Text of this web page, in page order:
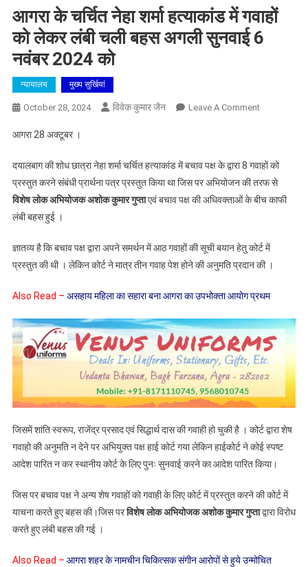
आगरा के चर्चित नेहा शर्मा हत्याकांड में गवाहों
को लेकर लंबी चली बहस अगली सुनवाई 6
नवंबर 2024 को
न्यायालय मुख्य सुर्खियां
October 28, 2024 विवेक कुमार जैन Leave A CommentOn
नेहा
शर्मा
हत्याकांड
को
लेकर
चली
अगली
सुनवाई
6
नवंबर
को
आगरा 28 अक्टूबर ।
दयालबाग की शोध छात्रा नेहा शर्मा चर्चित हत्याकांड में बचाव पक्ष के द्वारा 8 गवाहों को
प्रस्तुत करने संबंधी प्रार्थना पत्र प्रस्तुत किया था जिस पर अभियोजन की तरफ से
विशेष लोक अभियोजक अशोक कुमार गुप्ताएवं बचाव पक्ष की अधिवक्ताओं के बीच काफी
लंबी बहस हुई ।
ज्ञातव्य है कि बचाव पक्ष द्वारा अपने समर्थन में आठ गवाहों की सूची बयान हेतु कोर्ट में
प्रस्तुत की थी । लेकिन कोर्ट ने मात्र तीन गवाह पेश होने की अनुमति प्रदान की ।
Also Read – असहाय महिला का सहारा बना आगरा का उपभोक्ता आयोग प्रथम
जिसमें शांति स्वरूप, राजेंद्र प्रसाद एवं सिद्धार्थ दास की गवाही हो चुकी है । कोर्ट द्वारा शेष
गवाहो की अनुमति न देने पर अभियुक्त पक्ष हाई कोर्ट गया लेकिन हाईकोर्ट ने कोई स्पष्ट
आदेश पारित न कर स्थानीय कोर्ट के लिए पुनः सुनवाई करने का आदेश पारित किया।
जिस पर बचाव पक्ष ने अन्य शेष गवाहों को गवाही के लिए कोर्ट में प्रस्तुत करने की कोर्ट में
याचना करते हुए बहस की।जिस परविशेष लोक अभियोजक अशोक कुमार गुप्ताद्वारा विरोध
करते हुए लंबी बहस की गई ।
Also Read – आगरा शहर के नामचीन चिकित्सक संगीन आरोपों से हुये उन्मोचित